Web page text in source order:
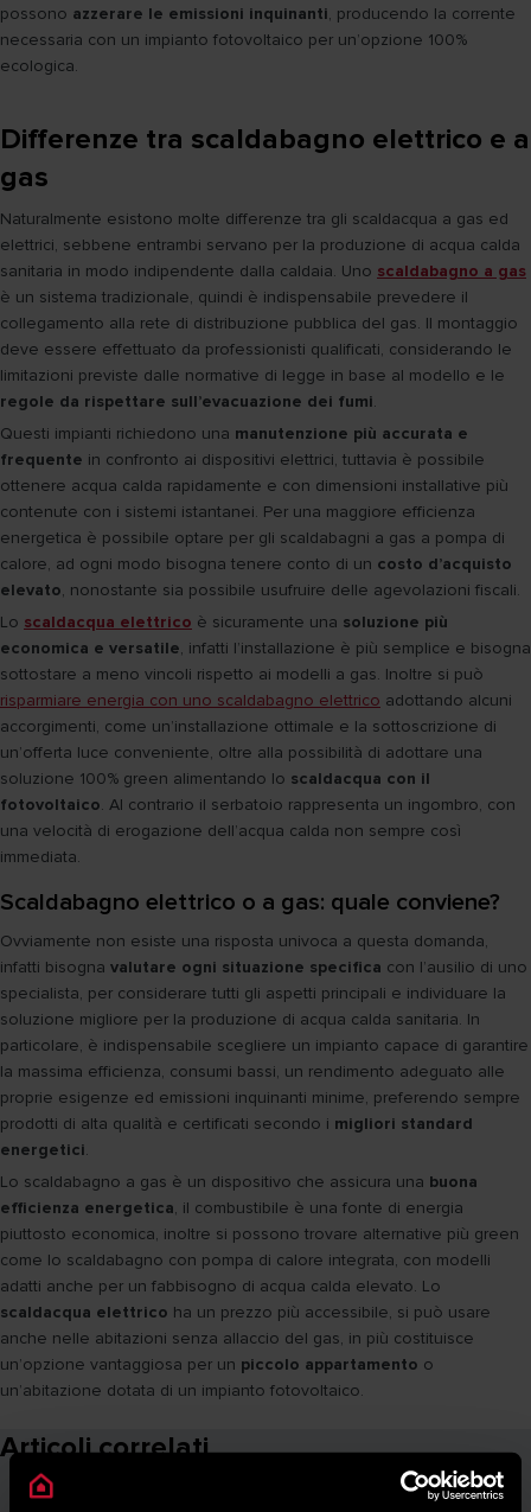
possono azzerare le emissioni inquinanti, producendo la corrente
necessaria con un impianto fotovoltaico per un’opzione 100%
ecologica.
Differenze tra scaldabagno elettrico e a
gas
Naturalmente esistono molte differenze tra gli scaldacqua a gas ed
elettrici, sebbene entrambi servano per la produzione di acqua calda
sanitaria in modo indipendente dalla caldaia. Uno scaldabagno a gas
è un sistema tradizionale, quindi è indispensabile prevedere il
collegamento alla rete di distribuzione pubblica del gas. Il montaggio
deve essere effettuato da professionisti qualificati, considerando le
limitazioni previste dalle normative di legge in base al modello e le
regole da rispettare sull’evacuazione dei fumi.
Questi impianti richiedono una manutenzione più accurata e
frequente in confronto ai dispositivi elettrici, tuttavia è possibile
ottenere acqua calda rapidamente e con dimensioni installative più
contenute con i sistemi istantanei. Per una maggiore efficienza
energetica è possibile optare per gli scaldabagni a gas a pompa di
calore, ad ogni modo bisogna tenere conto di un costo d’acquisto
elevato, nonostante sia possibile usufruire delle agevolazioni fiscali.
Lo scaldacqua elettrico è sicuramente una soluzione più
economica e versatile, infatti l’installazione è più semplice e bisogna
sottostare a meno vincoli rispetto ai modelli a gas. Inoltre si può
risparmiare energia con uno scaldabagno elettrico adottando alcuni
accorgimenti, come un’installazione ottimale e la sottoscrizione di
un’offerta luce conveniente, oltre alla possibilità di adottare una
soluzione 100% green alimentando lo scaldacqua con il
fotovoltaico. Al contrario il serbatoio rappresenta un ingombro, con
una velocità di erogazione dell’acqua calda non sempre così
immediata.
Scaldabagno elettrico o a gas: quale conviene?
Ovviamente non esiste una risposta univoca a questa domanda,
infatti bisogna valutare ogni situazione specifica con l’ausilio di uno
specialista, per considerare tutti gli aspetti principali e individuare la
soluzione migliore per la produzione di acqua calda sanitaria. In
particolare, è indispensabile scegliere un impianto capace di garantire
la massima efficienza, consumi bassi, un rendimento adeguato alle
proprie esigenze ed emissioni inquinanti minime, preferendo sempre
prodotti di alta qualità e certificati secondo i migliori standard
energetici.
Lo scaldabagno a gas è un dispositivo che assicura una buona
efficienza energetica, il combustibile è una fonte di energia
piuttosto economica, inoltre si possono trovare alternative più green
come lo scaldabagno con pompa di calore integrata, con modelli
adatti anche per un fabbisogno di acqua calda elevato. Lo
scaldacqua elettrico ha un prezzo più accessibile, si può usare
anche nelle abitazioni senza allaccio del gas, in più costituisce
un’opzione vantaggiosa per un piccolo appartamento o
un’abitazione dotata di un impianto fotovoltaico.
Articoli correlati